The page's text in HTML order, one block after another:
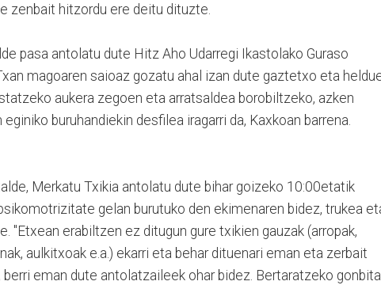
zenbait hitzordu ere deitu dituzte.
pasa antolatu dute Hitz Aho Udarregi Ikastolako Guraso
magoaren saioaz gozatu ahal izan dute gaztetxo eta
aukera zegoen eta arratsaldea borobiltzeko, azken
buruhandiekin desfilea iragarri da, Kaxkoan barrena.
Merkatu Txikia antolatu dute bihar goizeko 10:00etatik
gelan burutuko den ekimenaren bidez, trukea
"Etxean erabiltzen ez ditugun gure txikien gauzak (arropak,
aulkitxoak e.a.) ekarri eta behar dituenari eman eta zerbait
berri eman dute antolatzaileek ohar bidez. Bertaratzeko gonbita